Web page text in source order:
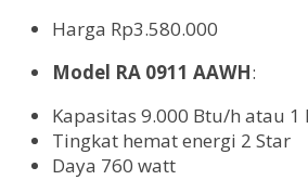
Harga Rp3.580.000
Model RA 0911 AAWH:
Kapasitas 9.000 Btu/h atau 1
Tingkat hemat energi 2 Star
Daya 760 watt